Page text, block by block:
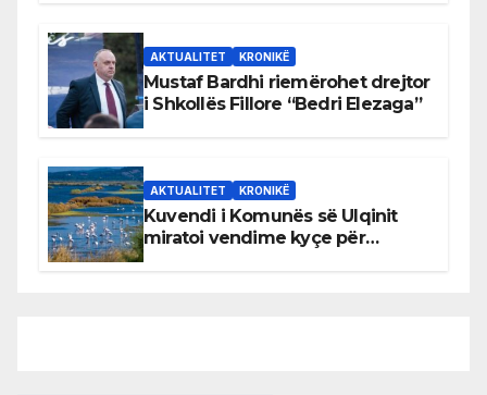
AKTUALITET KRONIKË
Mustaf Bardhi riemërohet drejtor
i Shkollës Fillore “Bedri Elezaga”
AKTUALITET KRONIKË
Kuvendi i Komunës së Ulqinit
miratoi vendime kyçe për